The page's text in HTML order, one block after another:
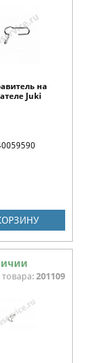
на
Juki
товара:201109